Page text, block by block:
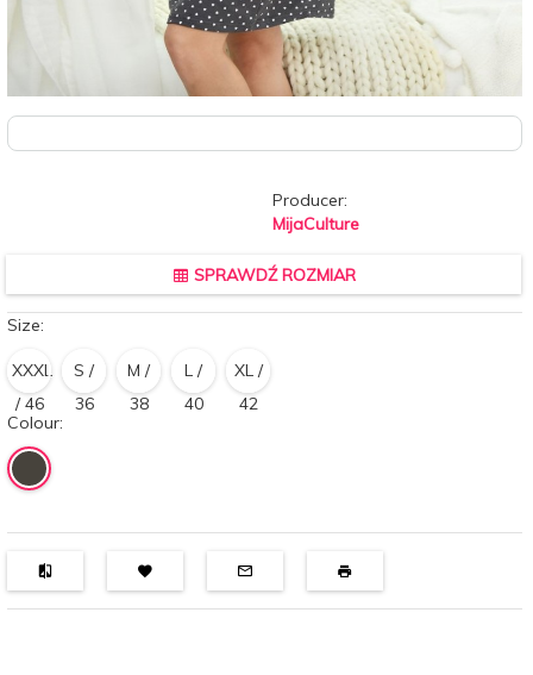
Producer:
MijaCulture
SPRAWDŹ ROZMIAR
Size:
XXXL
/ 46
S /
36
M /
38
L /
40
XL /
42
Colour: